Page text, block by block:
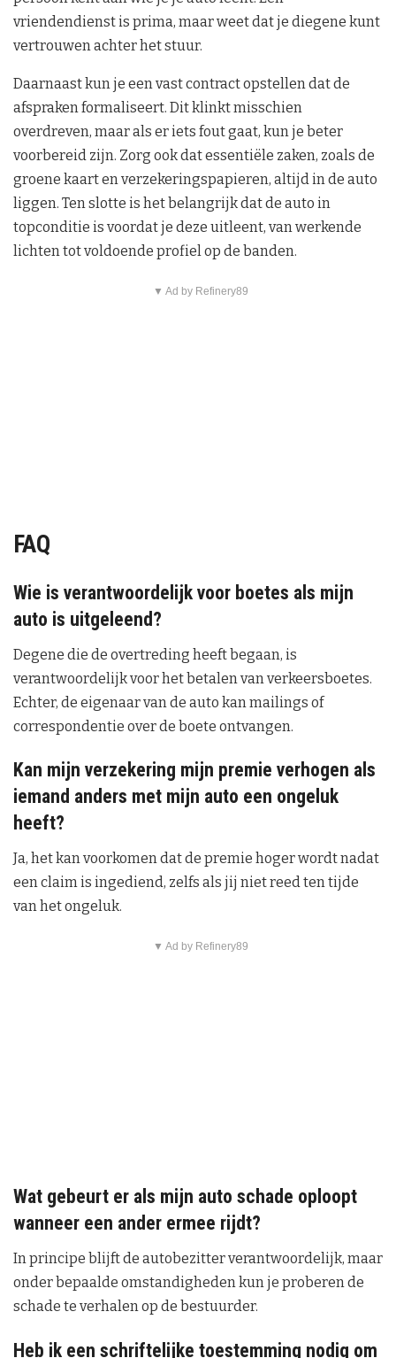
vriendendienst is prima, maar weet dat je diegene kunt
vertrouwen achter het stuur.
Daarnaast kun je een vast contract opstellen dat de
afspraken formaliseert. Dit klinkt misschien
overdreven, maar als er iets fout gaat, kun je beter
voorbereid zijn. Zorg ook dat essentiële zaken, zoals de
groene kaart en verzekeringspapieren, altijd in de auto
liggen. Ten slotte is het belangrijk dat de auto in
topconditie is voordat je deze uitleent, van werkende
lichten tot voldoende profiel op de banden.
▼ Ad by Refinery89
FAQ
Wie is verantwoordelijk voor boetes als mijn
auto is uitgeleend?
Degene die de overtreding heeft begaan, is
verantwoordelijk voor het betalen van verkeersboetes.
Echter, de eigenaar van de auto kan mailings of
correspondentie over de boete ontvangen.
Kan mijn verzekering mijn premie verhogen als
iemand anders met mijn auto een ongeluk
heeft?
Ja, het kan voorkomen dat de premie hoger wordt nadat
een claim is ingediend, zelfs als jij niet reed ten tijde
van het ongeluk.
▼ Ad by Refinery89
Wat gebeurt er als mijn auto schade oploopt
wanneer een ander ermee rijdt?
In principe blijft de autobezitter verantwoordelijk, maar
onder bepaalde omstandigheden kun je proberen de
schade te verhalen op de bestuurder.
Heb ik een schriftelijke toestemming nodig om